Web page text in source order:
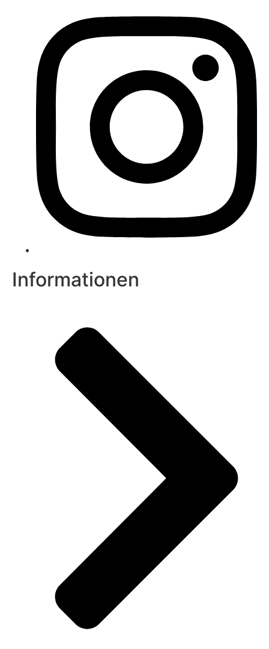
Informationen